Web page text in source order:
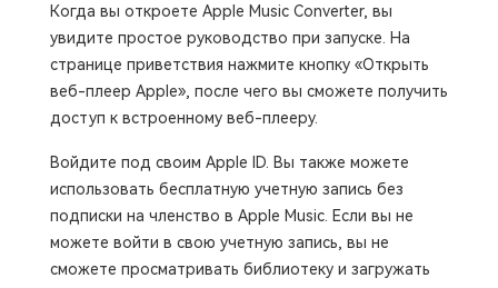
Когда вы откроете Apple Music Converter, вы
увидите простое руководство при запуске. На
странице приветствия нажмите кнопку «Открыть
веб-плеер Apple», после чего вы сможете получить
доступ к встроенному веб-плееру.
Войдите под своим Apple ID. Вы также можете
использовать бесплатную учетную запись без
подписки на членство в Apple Music. Если вы не
можете войти в свою учетную запись, вы не
сможете просматривать библиотеку и загружать